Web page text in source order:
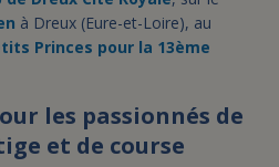
à Dreux (Eure-et-Loire), au
Princes pour la 13ème
les passionnés de
et de course